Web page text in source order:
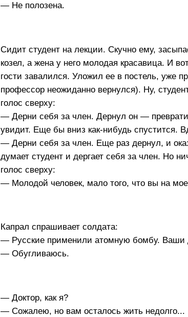
— Не полозена.
Сидит студент на лекции. Скучно ему,
козел, а жена у него молодая красавица. И
гости завалился. Уложил ее в постель, уже
профессор неожиданно вернулся). Ну,
голос сверху:
— Дерни себя за член. Дернул он —
увидит. Еще бы вниз как-нибудь спустится.
— Дерни себя за член. Еще раз дернул, и
думает студент и дергает себя за член. Но
голос сверху:
— Молодой человек, мало того, что вы на
Капрал спрашивает солдата:
— Русские применили атомную бомбу. Ваши
— Обугливаюсь.
— Доктор, как я?
— Сожалею, но вам осталось жить недолго...